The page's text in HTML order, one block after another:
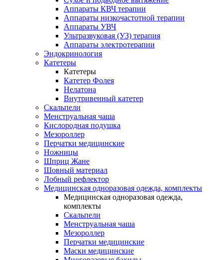
Аппараты КВЧ терапии
Аппараты низкочастотной терапии
Аппараты УВЧ
Ультразвуковая (УЗ) терапия
Аппараты электротерапии
Эндокринология
Катетеры
Катетеры
Катетер Фолея
Нелатона
Внутривенный катетер
Скальпели
Менструальная чаша
Кислородная подушка
Мезороллер
Перчатки медицинские
Ножницы
Шприц Жане
Шовный материал
Лобный рефлектор
Медицинская одноразовая одежда, комплекты
Медицинская одноразовая одежда,
комплекты
Скальпели
Менструальная чаша
Мезороллер
Перчатки медицинские
Маски медицинские